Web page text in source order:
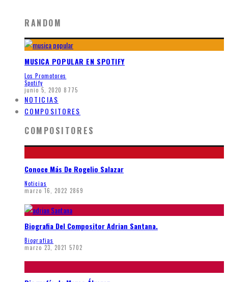
RANDOM
MUSICA POPULAR EN SPOTIFY
Los Promotores
Spotify
junio 5, 2020 8775
NOTICIAS
COMPOSITORES
COMPOSITORES
Conoce Más De Rogelio Salazar
Noticias
marzo 16, 2022 2869
Biografia Del Compositor Adrian Santana.
Biografias
marzo 23, 2021 5702